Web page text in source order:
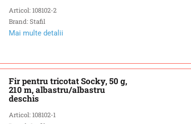
Articol: 108102-2
Brand: Stafil
Mai multe detalii
Fir pentru tricotat Socky, 50 g,
210 m, albastru/albastru
deschis
Articol: 108102-1